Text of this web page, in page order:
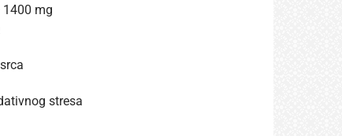
1400 mg
stresa